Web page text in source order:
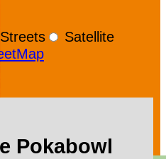
Satellite
Pokabowl